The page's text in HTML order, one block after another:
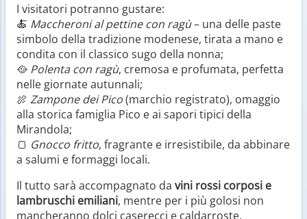
I visitatori potranno gustare:
🍝 Maccheroni al pettine con ragù– una delle paste
simbolo della tradizione modenese, tirata a mano e
condita con il classico sugo della nonna;
🥘 Polenta con ragù, cremosa e profumata, perfetta
nelle giornate autunnali;
🍖 Zampone dei Pico(marchio registrato), omaggio
alla storica famiglia Pico e ai sapori tipici della
Mirandola;
🍞 Gnocco fritto, fragrante e irresistibile, da abbinare
a salumi e formaggi locali.
Il tutto sarà accompagnato da vini rossi corposi e
lambruschi emiliani, mentre per i più golosi non
mancheranno dolci caserecci e caldarroste.